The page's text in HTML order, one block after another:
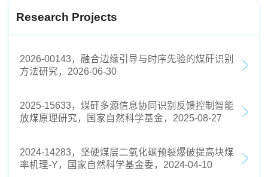
Research Projects
2026-00143，融合边缘引导与时序先验的煤矸识别
方法研究，2026-06-30
2025-15633，煤矸多源信息协同识别反馈控制智能
放煤原理研究，国家自然科学基金，2025-08-27
2024-14283，坚硬煤层二氧化碳预裂爆破提高块煤
率机理-Y，国家自然科学基金委，2024-04-10